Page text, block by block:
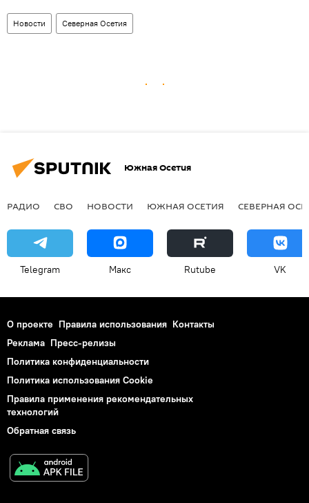
Новости Северная Осетия
Южная Осетия
РАДИО СВО НОВОСТИ ЮЖНАЯ ОСЕТИЯ СЕВЕРНАЯ
Telegram Макс Rutube VK
О проекте Правила использования Контакты
Реклама Пресс-релизы
Политика конфиденциальности
Политика использования Cookie
Правила применения рекомендательных
технологий
Обратная связь